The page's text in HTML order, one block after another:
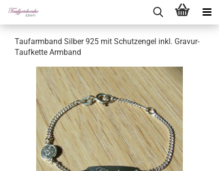
Taufarmband Silber 925 mit Schutzengel inkl. Gravur-
Taufkette Armband